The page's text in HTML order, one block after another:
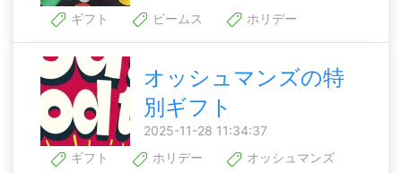
ギフト
ビームス ホリデー
オッシュマンズの特
別ギフト
2025-11-28 11:34:37
ギフト
ホリデー オッシュマンズ